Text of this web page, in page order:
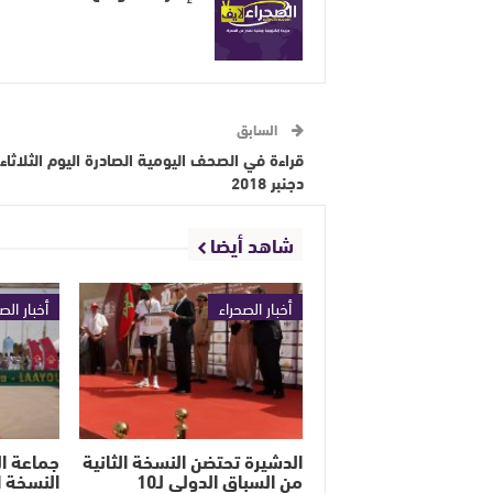
السابق
دجنبر 2018
شاهد أيضا
أخبار الصحراء
الدشيرة تحتضن النسخة الثانية
من السباق الدولي لـ10
أخبار
جماعة
النسخة